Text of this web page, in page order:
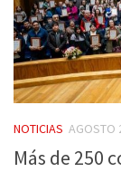
NOTICIAS AGOSTO
Más de 250